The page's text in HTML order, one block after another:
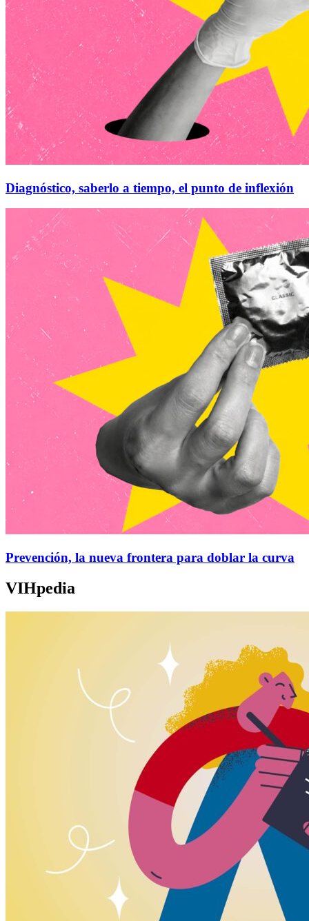
Diagnóstico, saberlo a tiempo, el punto de inflexión
Prevención, la nueva frontera para doblar la curva
VIHpedia